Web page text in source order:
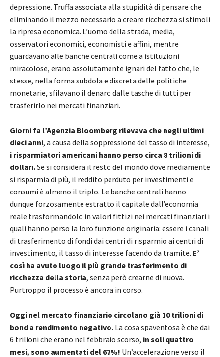
depressione. Truffa associata alla stupidità di pensare che
eliminando il mezzo necessario a creare ricchezza si stimoli
la ripresa economica. L’uomo della strada, media,
osservatori economici, economisti e affini, mentre
guardavano alle banche centrali come a istituzioni
miracolose, erano assolutamente ignari del fatto che, le
stesse, nella forma subdola e discreta delle politiche
monetarie, sfilavano il denaro dalle tasche di tutti per
trasferirlo nei mercati finanziari.
Giorni fa l’Agenzia Bloomberg rilevava che negli ultimi
dieci anni, a causa della soppressione del tasso di interesse,
i risparmiatori americani hanno perso circa 8 trilioni di
dollari.Se si considera il resto del mondo dove mediamente
si risparmia di più, il reddito perduto per investimenti e
consumi è almeno il triplo. Le banche centrali hanno
dunque forzosamente estratto il capitale dall’economia
reale trasformandolo in valori fittizi nei mercati finanziari i
quali hanno perso la loro funzione originaria: essere i canali
di trasferimento di fondi dai centri di risparmio ai centri di
investimento, il tasso di interesse facendo da tramite. E’
così ha avuto luogo il più grande trasferimento di
ricchezza della storia, senza però crearne di nuova.
Purtroppo il processo è ancora in corso.
Oggi nel mercato finanziario circolano già 10 trilioni di
bond a rendimento negativo. La cosa spaventosa è che dai
6 trilioni che erano nel febbraio scorso, in soli quattro
mesi, sono aumentati del 67%! Un’accelerazione verso il